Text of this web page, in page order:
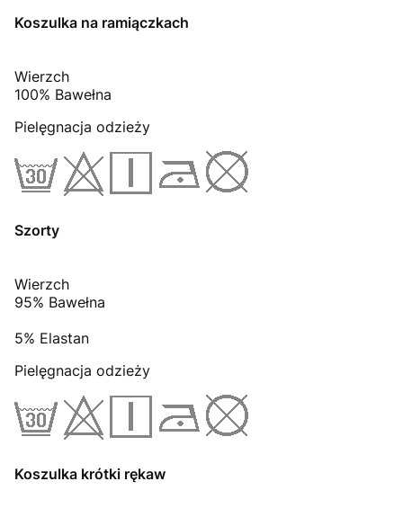
Koszulka na ramiączkach
Wierzch
100% Bawełna
Pielęgnacja odzieży
Szorty
Wierzch
95% Bawełna
5% Elastan
Pielęgnacja odzieży
Koszulka krótki rękaw